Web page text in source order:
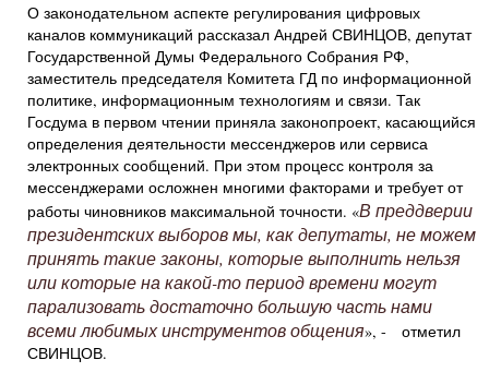
О законодательном аспекте регулирования цифровых
каналов коммуникаций рассказал Андрей СВИНЦОВ, депутат
Государственной Думы Федерального Собрания РФ,
заместитель председателя Комитета ГД по информационной
политике, информационным технологиям и связи. Так
Госдума в первом чтении приняла законопроект, касающийся
определения деятельности мессенджеров или сервиса
электронных сообщений. При этом процесс контроля за
мессенджерами осложнен многими факторами и требует от
работы чиновников максимальной точности. «В преддверии
президентских выборов мы, как депутаты, не можем
принять такие законы, которые выполнить нельзя
или которые на какой-то период времени могут
парализовать достаточно большую часть нами
всеми любимых инструментов общения», - отметил
СВИНЦОВ.